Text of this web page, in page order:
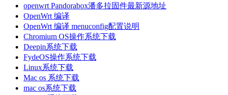
openwrt Pandorabox潘多拉固件最新源地址
OpenWrt 编译
OpenWrt 编译 menuconfig配置说明
Chromium OS操作系统下载
Deepin系统下载
FydeOS操作系统下载
Linux系统下载
Mac os 系统下载
mac os系统下载